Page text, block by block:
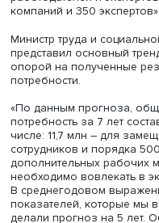
специалистов
научными,
содержат. Прогноз
валовой добавленной
труда, документы
сложившиеся
мест, интенсивность
потребности мы
рабочие места, но и
пенсионного
разрез готовится на
работодателей и
компаний и 350